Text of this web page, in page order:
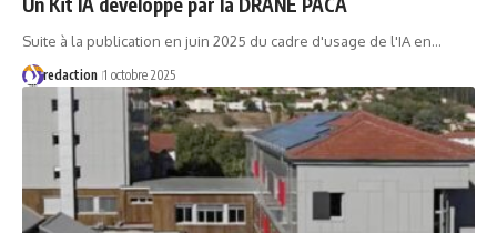
Un Kit IA développé par la DRANE PACA
Suite à la publication en juin 2025 du cadre d'usage de l'IA en…
redaction 1 octobre 2025